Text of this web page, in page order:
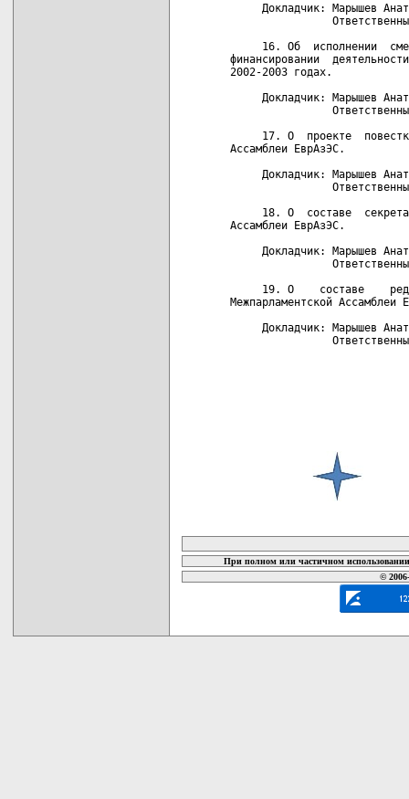
Докладчик: Марышев
16. Об  исполнении
финансировании
2002-2003 годах.
Докладчик: Марышев
17. О  проекте
Ассамблеи ЕврАзЭС.
Докладчик: Марышев
18. О  составе
Ассамблеи ЕврАзЭС.
Докладчик: Марышев
19. О    составе
Межпарламентской Ассамблеи
Докладчик: Марышев
При полном или частичном
©